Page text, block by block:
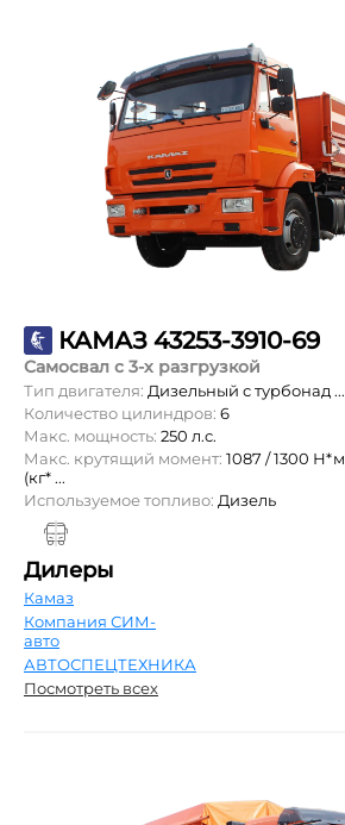
КАМАЗ 43253-3910-69
Самосвал с 3-х разгрузкой
Тип двигателя: Дизельный с турбонад ...
Количество цилиндров: 6
Макс. мощность: 250 л.с.
Макс. крутящий момент: 1087 / 1300 Н*м
(кг* ...
Используемое топливо: Дизель
Дилеры
Камаз
Компания СИМ-
авто
АВТОСПЕЦТЕХНИКА
Посмотреть всех